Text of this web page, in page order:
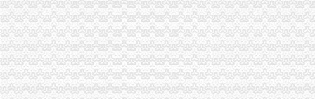
海关报关单位注册登记证书
中山市：海关新政便利4900多家企业-中新网
海关注册登记证明书-济南58同城
海关报关注册登记证书
海关注册登记证三年一换的具体操作是-直辖市上海咨询信息
海关总署关于对外贸易经营者办理报关注册登记事项的公告_全文-律